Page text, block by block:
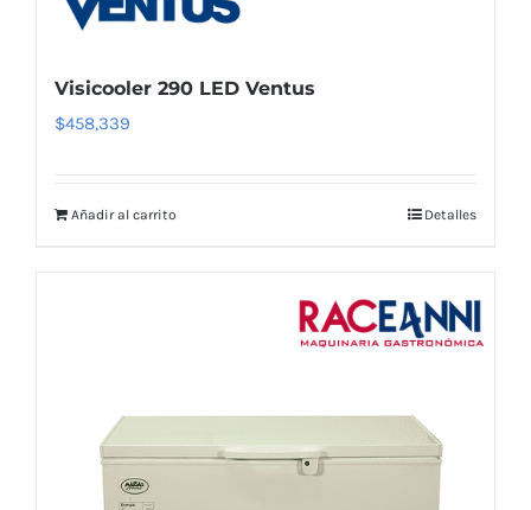
Visicooler 290 LED Ventus
$458,339
Añadir al carrito Detalles